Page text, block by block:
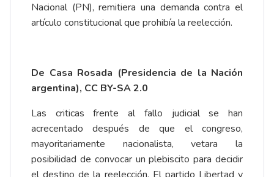
Nacional (PN), remitiera una demanda contra el
artículo constitucional que prohibía la reelección.
De Casa Rosada (Presidencia de la Nación
argentina), CC BY-SA 2.0
Las criticas frente al fallo judicial se han
acrecentado después de que el congreso,
mayoritariamente nacionalista, vetara la
posibilidad de convocar un plebiscito para decidir